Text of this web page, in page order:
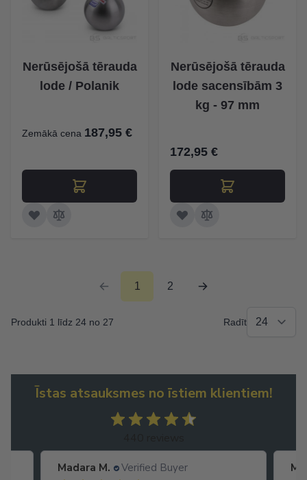
Nerūsējošā tērauda
lode / Polanik
Zemākā cena 187,95 €
Nerūsējošā tērauda
lode sacensībām 3
kg - 97 mm
172,95 €
1 2
Produkti 1 līdz 24 no 27 Radīt
Īstas atsauksmes no īstiem klientiem!
Madara M. Verified Buyer